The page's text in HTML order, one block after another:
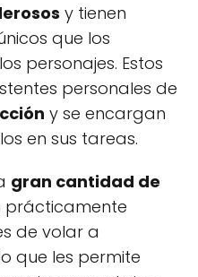
y tienen
que los
personajes. Estos
personales de
y se encargan
en sus tareas.
gran cantidad de
prácticamente
de volar a
que les permite